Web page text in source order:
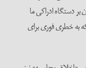
دستگاه ادراکی ما
به خطری فوری برای